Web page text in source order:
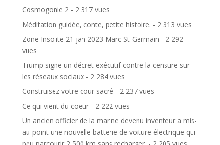
Cosmogonie 2 - 2 317 vues
Méditation guidée, conte, petite histoire. - 2 313 vues
Zone Insolite 21 jan 2023 Marc St-Germain - 2 292
vues
Trump signe un décret exécutif contre la censure sur
les réseaux sociaux- 2 284 vues
Construisez votre cour sacré - 2 237 vues
Ce qui vient du coeur- 2 222 vues
Un ancien officier de la marine devenu inventeur a mis-
au-point une nouvelle batterie de voiture électrique qui
peu parcourir 2,500 km sans recharger. - 2 205 vues